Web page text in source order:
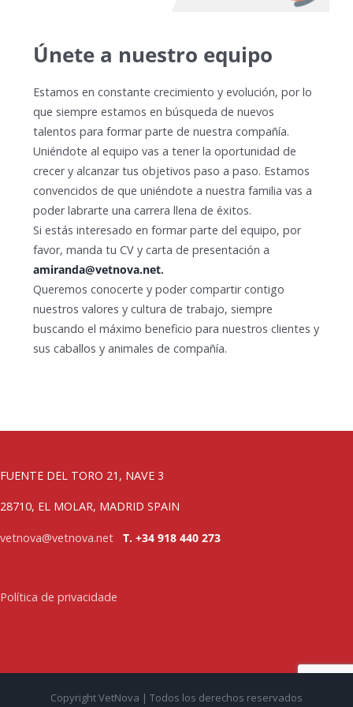
Únete a nuestro equipo
Estamos en constante crecimiento y evolución, por lo
que siempre estamos en búsqueda de nuevos
talentos para formar parte de nuestra compañía.
Uniéndote al equipo vas a tener la oportunidad de
crecer y alcanzar tus objetivos paso a paso. Estamos
convencidos de que uniéndote a nuestra familia vas a
poder labrarte una carrera llena de éxitos.
Si estás interesado en formar parte del equipo, por
favor, manda tu CV y carta de presentación a
amiranda@vetnova.net.
Queremos conocerte y poder compartir contigo
nuestros valores y cultura de trabajo, siempre
buscando el máximo beneficio para nuestros clientes y
sus caballos y animales de compañía.
FUENTE DEL TORO 21, NAVE 3
28710, EL MOLAR, MADRID SPAIN
vetnova@vetnova.net T. +34 918 440 273
Política de privacidade
Copyright VetNova | Todos los derechos reservados